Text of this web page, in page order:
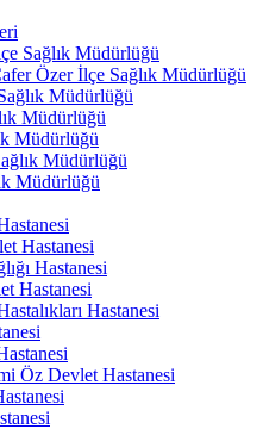
Sağlık Müdürlüğü
Özer İlçe Sağlık Müdürlüğü
Müdürlüğü
Müdürlüğü
Müdürlüğü
Müdürlüğü
Müdürlüğü
Hastanesi
Hastanesi
Hastanesi
Hastanesi
Öz Devlet Hastanesi